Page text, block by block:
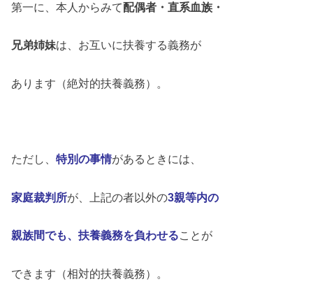
第一に、本人からみて配偶者・直系血族・
兄弟姉妹は、お互いに扶養する義務が
あります（絶対的扶養義務）。
ただし、特別の事情があるときには、
家庭裁判所が、上記の者以外の3親等内の
親族間でも、扶養義務を負わせることが
できます（相対的扶養義務）。